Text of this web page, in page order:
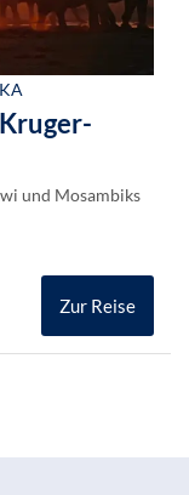
und Mosambiks
Zur Reise